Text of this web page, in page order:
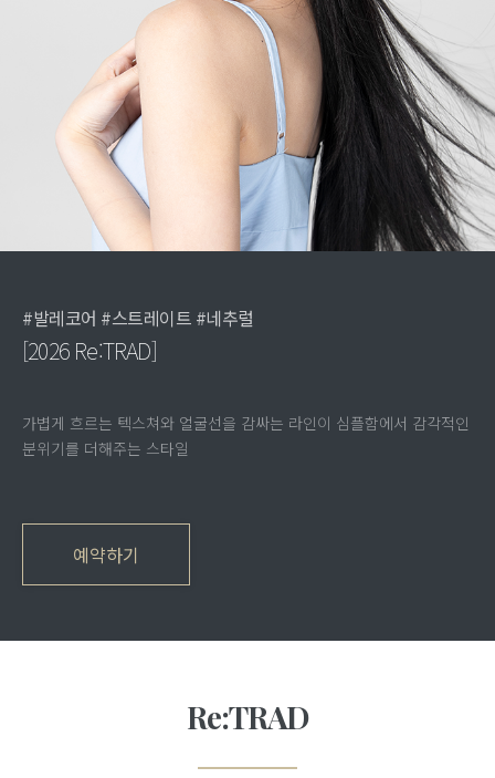
#발레코어 #스트레이트 #네추럴
[2026 Re:TRAD]
가볍게 흐르는 텍스쳐와 얼굴선을 감싸는 라인이 심플함에서 감각적인
분위기를 더해주는 스타일
예약하기
Re:TRAD